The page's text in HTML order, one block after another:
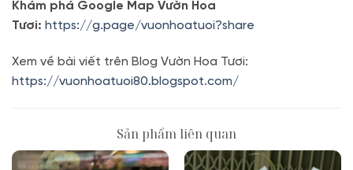
Khám phá Google Map Vườn Hoa
Tươi: https://g.page/vuonhoatuoi?share
Xem về bài viết trên Blog Vườn Hoa Tươi:
https://vuonhoatuoi80.blogspot.com/
Sản phẩm liên quan